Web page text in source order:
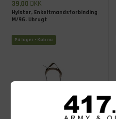
39,00 DKK
Hylster, Enkeltmandsforbinding
M/96, Ubrugt
På lager - Køb nu